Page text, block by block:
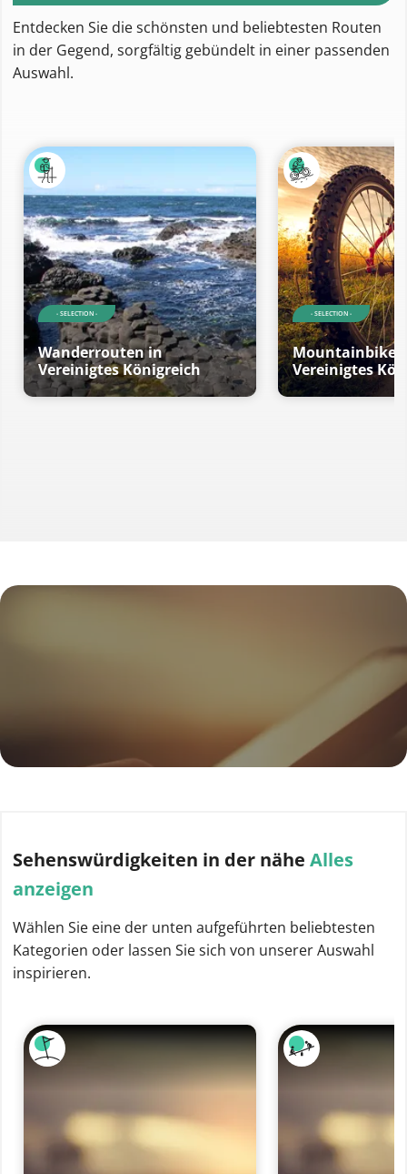
Entdecken Sie die schönsten und beliebtesten Routen
in der Gegend, sorgfältig gebündelt in einer passenden
Auswahl.
- SELECTION -
Wanderrouten in
Vereinigtes Königreich
- SELECTION -
Vereinigtes
Sehenswürdigkeiten in der nähe Alles
anzeigen
Wählen Sie eine der unten aufgeführten beliebtesten
Kategorien oder lassen Sie sich von unserer Auswahl
inspirieren.